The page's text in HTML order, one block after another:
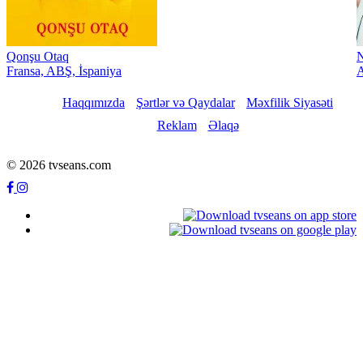
Qonşu Otaq
Fransa, ABŞ, İspaniya
Haqqımızda Şərtlər və Qaydalar
Məxfilik Siyasəti
Reklam
Əlaqə
© 2026 tvseans.com